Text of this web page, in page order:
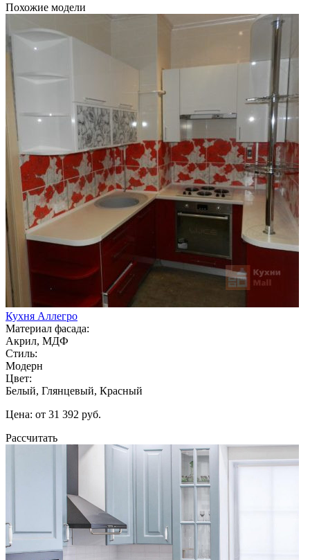
Похожие модели
Кухня Аллегро
Материал фасада:
Акрил, МДФ
Стиль:
Модерн
Цвет:
Белый, Глянцевый, Красный
Цена: от 31 392 руб.
Рассчитать